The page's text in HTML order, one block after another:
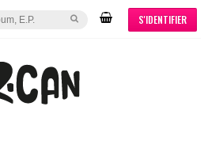
S'IDENTIFIER